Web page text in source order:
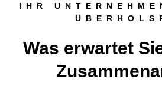
IHR
Was erwartet